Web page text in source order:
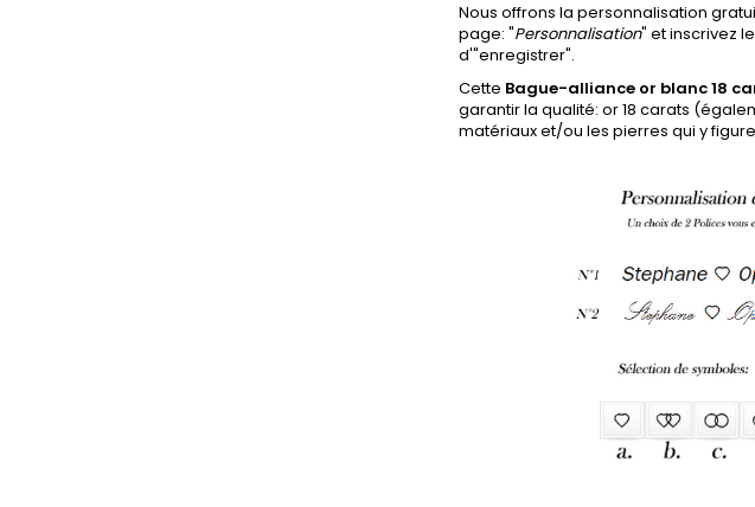
Nous offrons la personnalisation
page: "Personnalisation" et inscrivez
d'"enregistrer".
Cette Bague-alliance or blanc 18
garantir la qualité: or 18 carats
matériaux et/ou les pierres qui y